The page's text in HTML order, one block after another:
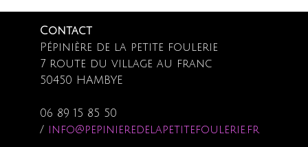
Contact
Pépinière de la petite foulerie
7 route du village au franc
50450 HAMBYE
06 89 15 85 50
/ info@pepinieredelapetitefoulerie.fr